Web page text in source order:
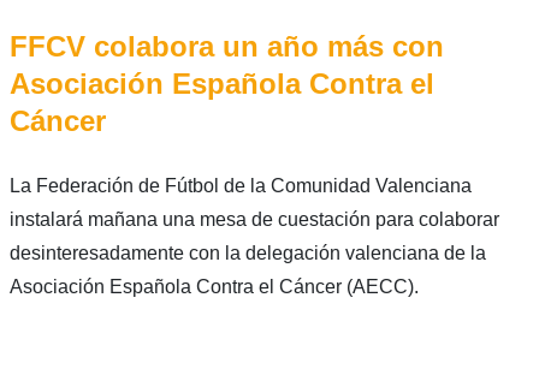
FFCV colabora un año más con
Asociación Española Contra el
Cáncer
La Federación de Fútbol de la Comunidad Valenciana
instalará mañana una mesa de cuestación para colaborar
desinteresadamente con la delegación valenciana de la
Asociación Española Contra el Cáncer (AECC).